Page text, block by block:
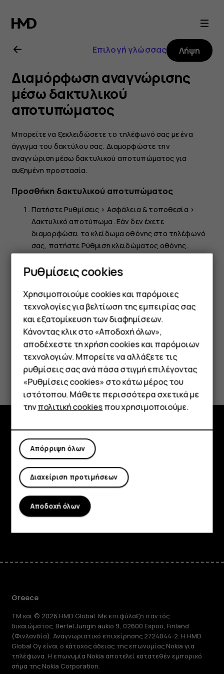
Οδηγίες
χρήσης
Nokia
8.1
Smartphone
Τηλέφωνα απλής χρήσης
Tablet
Επιλογή γλώσσας Λήψη
Διαμόρφωση αναγνώρισης
μέσω δακτυλικού
αποτυπώματος
Μπορείτε να ξεκλειδώσετε το τηλέφωνό σας με ένα
άγγιγμα του δακτύλου σας. Διαμορφώστε την
αναγνώριση μέσω δακτυλικού αποτυπώματος για
αυξημένη προστασία.
Προσθήκη δακτυλικού αποτυπώματος
ΠατήστεΡυθμίσεις > Ασφάλεια & τοποθεσία >
Δακτυλικό αποτύπωμα. Εάν δεν έχετε
διαμορφώσει το κλείδωμα οθόνης στο τηλέφωνό
σας, πατήστε Ρύθμιση κλειδώματος οθόνης.
θέλετε να χρησιμοποιείτε για το κλείδωμα της
εμφανίζονται στο τηλέφωνό σας.
Το βρήκατε χρήσιμο;
Ναι Όχι
Εξερευνήστε
Πληροφορίες
Planet and people
Υποστήριξη
Greece
TM και © 2026 HMD Global. Με επιφύλαξη παντός
δικαιώματος. Bertel Jungin aukio 9, 02600 Espoo, Finland
(Φινλανδία). Αναγνωριστικό επιχείρησης 2724044-2. Η HMD
Global Oy είναι ο κάτοχος άδειας της επωνυμίας Nokia για
τηλέφωνα. Η επωνυμία Nokia αποτελεί κατατεθέν εμπορικό
σήμα της Nokia Corporation.
Ρυθμίσεις cookies
Χρησιμοποιούμε cookies και παρόμοιες
τεχνολογίες για βελτίωση της εμπειρίας σας
και εξατομίκευση των διαφημίσεων.
Κάνοντας κλικ στο «Αποδοχή όλων»,
αποδέχεστε τη χρήση cookies και παρόμοιων
τεχνολογιών. Μπορείτε να αλλάξετε τις
ρυθμίσεις σας ανά πάσα στιγμή επιλέγοντας
«Ρυθμίσεις cookies» στο κάτω μέρος του
ιστότοπου. Μάθετε περισσότερα σχετικά με
τηνπολιτική cookiesπου χρησιμοποιούμε.
Απόρριψη όλων
Διαχείριση προτιμήσεων
Αποδοχή όλων